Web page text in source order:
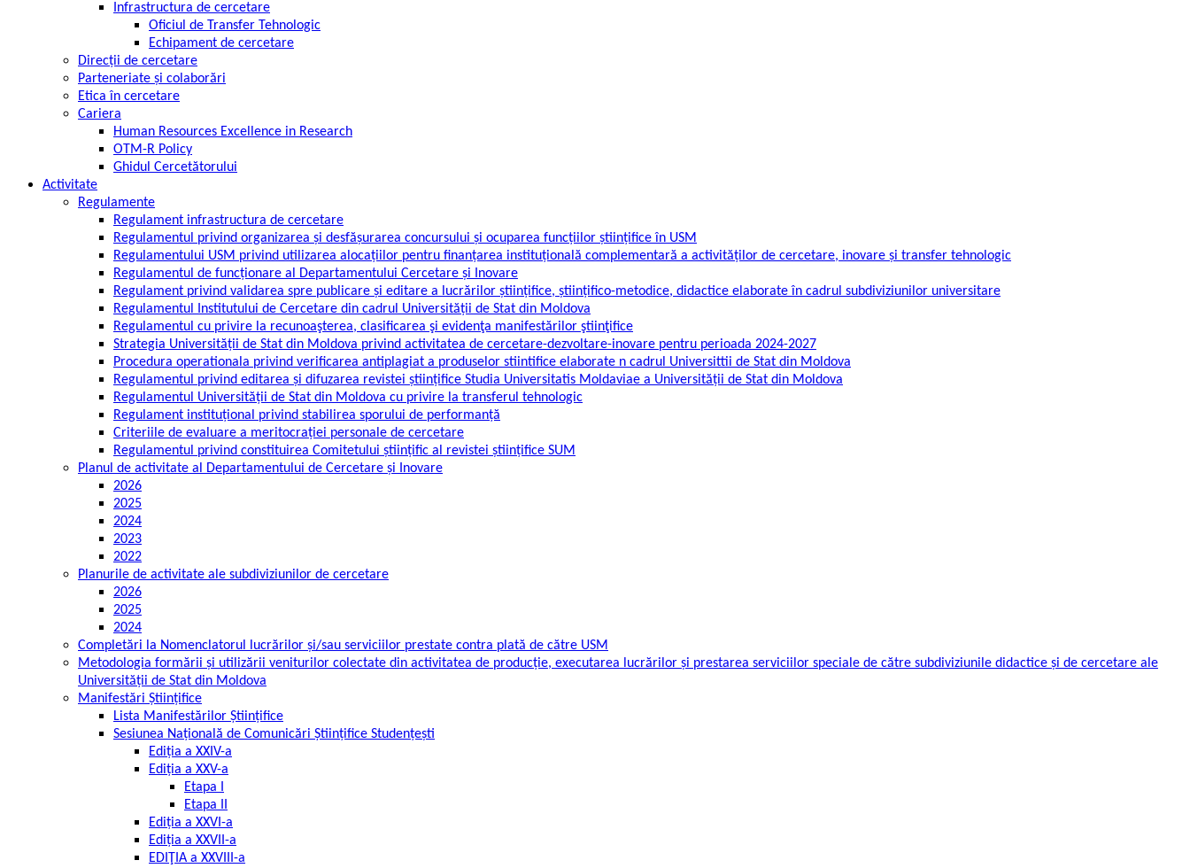
Infrastructura de cercetare
Oficiul de Transfer Tehnologic
Echipament de cercetare
Direcții de cercetare
Parteneriate și colaborări
Etica în cercetare
Cariera
Human Resources Excellence in Research
OTM-R Policy
Ghidul Cercetătorului
Activitate
Regulamente
Regulament infrastructura de cercetare
Regulamentul privind organizarea și desfășurarea concursului și ocuparea funcțiilor științifice în USM
Regulamentului USM privind utilizarea alocațiilor pentru finanțarea instituțională complementară a activităților de cercetare, inovare și transfer tehnologic
Regulamentul de funcționare al Departamentului Cercetare și Inovare
Regulament privind validarea spre publicare și editare a lucrărilor științifice, științifico-metodice, didactice elaborate în cadrul subdiviziunilor universitare
Regulamentul Institutului de Cercetare din cadrul Universității de Stat din Moldova
Regulamentul cu privire la recunoaşterea, clasificarea şi evidenţa manifestărilor ştiinţifice
Strategia Universității de Stat din Moldova privind activitatea de cercetare-dezvoltare-inovare pentru perioada 2024-2027
Procedura operationala privind verificarea antiplagiat a produselor stiintifice elaborate n cadrul Universittii de Stat din Moldova
Regulamentul privind editarea și difuzarea revistei științifice Studia Universitatis Moldaviae a Universității de Stat din Moldova
Regulamentul Universității de Stat din Moldova cu privire la transferul tehnologic
Regulament instituțional privind stabilirea sporului de performanță
Criteriile de evaluare a meritocrației personale de cercetare
Regulamentul privind constituirea Comitetului științific al revistei științifice SUM
Planul de activitate al Departamentului de Cercetare și Inovare
2026
2025
2024
2023
2022
Planurile de activitate ale subdiviziunilor de cercetare
2026
2025
2024
Completări la Nomenclatorul lucrărilor și/sau serviciilor prestate contra plată de către USM
Metodologia formării și utilizării veniturilor colectate din activitatea de producție, executarea lucrărilor și prestarea serviciilor speciale de către subdiviziunile didactice și de cercetare ale
Universității de Stat din Moldova
Manifestări Științifice
Lista Manifestărilor Științifice
Sesiunea Națională de Comunicări Științifice Studențești
Ediția a XXIV-a
Ediția a XXV-a
Etapa I
Etapa II
Ediția a XXVI-a
Ediția a XXVII-a
EDIŢIA a XXVIII-a